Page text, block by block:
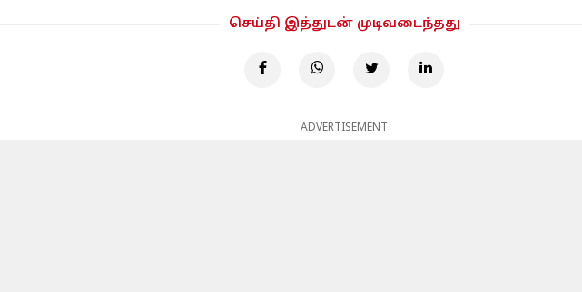
செய்தி இத்துடன் முடிவடைந்தது
ADVERTISEMENT